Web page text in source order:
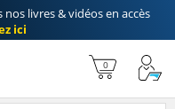
nos livres & vidéos en accès
ici